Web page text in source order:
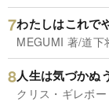
わたしはこれで
MEGUMI 著/道下
人生は気づかぬ
クリス・ギレボ